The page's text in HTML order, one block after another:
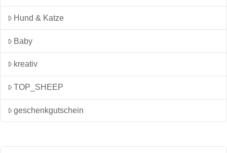
Hund & Katze
Baby
kreativ
TOP_SHEEP
geschenkgutschein